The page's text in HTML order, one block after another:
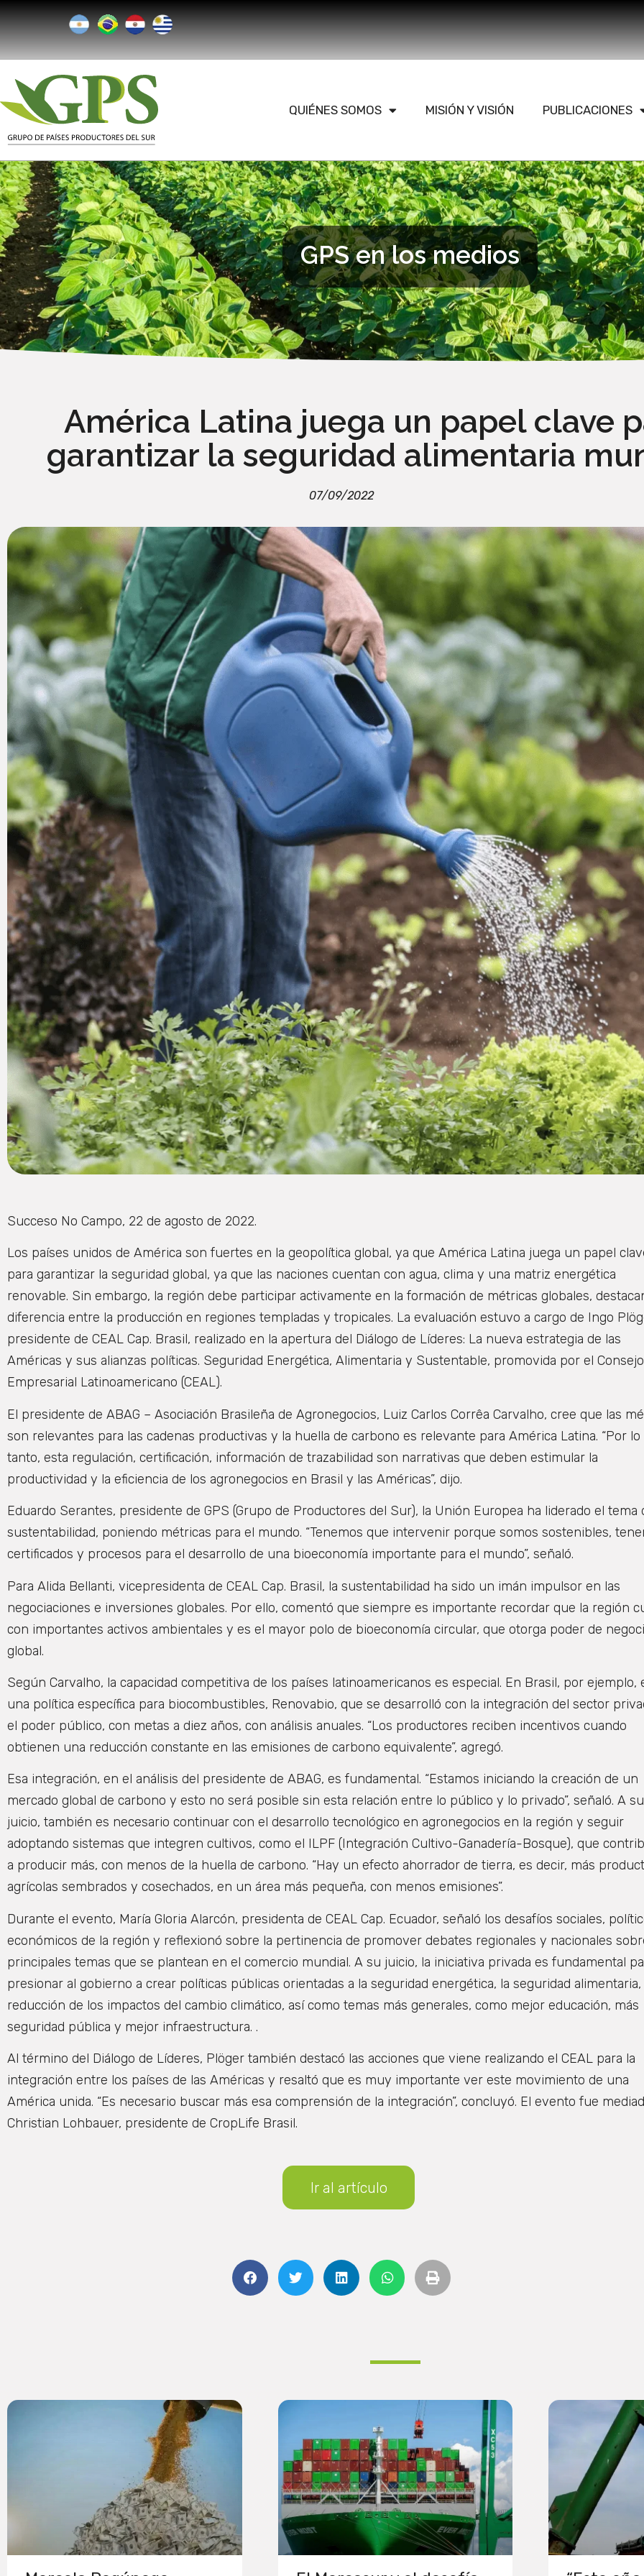
QUIÉNES SOMOS MISIÓN Y VISIÓN PUBLICACIONES
GPS en los medios
América Latina juega un papel clave
garantizar la seguridad alimentaria
07/09/2022
Succeso No Campo, 22 de agosto de 2022.
Los países unidos de América son fuertes en la geopolítica global, ya que América Latina juega un papel
para garantizar la seguridad global, ya que las naciones cuentan con agua, clima y una matriz energética
renovable. Sin embargo, la región debe participar activamente en la formación de métricas globales,
diferencia entre la producción en regiones templadas y tropicales. La evaluación estuvo a cargo de Ingo
presidente de CEAL Cap. Brasil, realizado en la apertura del Diálogo de Líderes: La nueva estrategia de las
Américas y sus alianzas políticas. Seguridad Energética, Alimentaria y Sustentable, promovida por el Consejo
Empresarial Latinoamericano (CEAL).
El presidente de ABAG – Asociación Brasileña de Agronegocios, Luiz Carlos Corrêa Carvalho, cree que las
son relevantes para las cadenas productivas y la huella de carbono es relevante para América Latina. “Por lo
tanto, esta regulación, certificación, información de trazabilidad son narrativas que deben estimular la
productividad y la eficiencia de los agronegocios en Brasil y las Américas”, dijo.
Eduardo Serantes, presidente de GPS (Grupo de Productores del Sur), la Unión Europea ha liderado el tema
sustentabilidad, poniendo métricas para el mundo. “Tenemos que intervenir porque somos sostenibles,
certificados y procesos para el desarrollo de una bioeconomía importante para el mundo”, señaló.
Para Alida Bellanti, vicepresidenta de CEAL Cap. Brasil, la sustentabilidad ha sido un imán impulsor en las
negociaciones e inversiones globales. Por ello, comentó que siempre es importante recordar que la región
con importantes activos ambientales y es el mayor polo de bioeconomía circular, que otorga poder de
global.
Según Carvalho, la capacidad competitiva de los países latinoamericanos es especial. En Brasil, por ejemplo,
una política específica para biocombustibles, Renovabio, que se desarrolló con la integración del sector
el poder público, con metas a diez años, con análisis anuales. “Los productores reciben incentivos cuando
obtienen una reducción constante en las emisiones de carbono equivalente”, agregó.
Esa integración, en el análisis del presidente de ABAG, es fundamental. “Estamos iniciando la creación de un
mercado global de carbono y esto no será posible sin esta relación entre lo público y lo privado”, señaló. A su
juicio, también es necesario continuar con el desarrollo tecnológico en agronegocios en la región y seguir
adoptando sistemas que integren cultivos, como el ILPF (Integración Cultivo-Ganadería-Bosque), que
a producir más, con menos de la huella de carbono. “Hay un efecto ahorrador de tierra, es decir, más
agrícolas sembrados y cosechados, en un área más pequeña, con menos emisiones”.
Durante el evento, María Gloria Alarcón, presidenta de CEAL Cap. Ecuador, señaló los desafíos sociales,
económicos de la región y reflexionó sobre la pertinencia de promover debates regionales y nacionales
principales temas que se plantean en el comercio mundial. A su juicio, la iniciativa privada es fundamental
presionar al gobierno a crear políticas públicas orientadas a la seguridad energética, la seguridad alimentaria,
reducción de los impactos del cambio climático, así como temas más generales, como mejor educación, más
seguridad pública y mejor infraestructura. .
Al término del Diálogo de Líderes, Plöger también destacó las acciones que viene realizando el CEAL para la
integración entre los países de las Américas y resaltó que es muy importante ver este movimiento de una
América unida. “Es necesario buscar más esa comprensión de la integración”, concluyó. El evento fue
Christian Lohbauer, presidente de CropLife Brasil.
Ir al artículo